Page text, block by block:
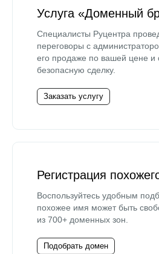
Услуга «Доменный
Специалисты Руцентра
переговоры с
его продаже по вашей цене и
безопасную сделку.
Заказать услугу
Регистрация
Воспользуйтесь удобным
похожее имя может быть
из 700+ доменных зон.
Подобрать домен